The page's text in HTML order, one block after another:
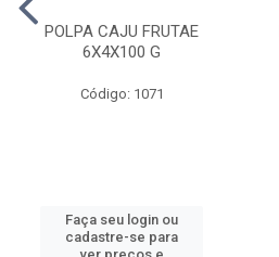
POLPA CAJU FRUTAE
6X4X100 G
Código: 1071
Faça seu login ou
cadastre-se para